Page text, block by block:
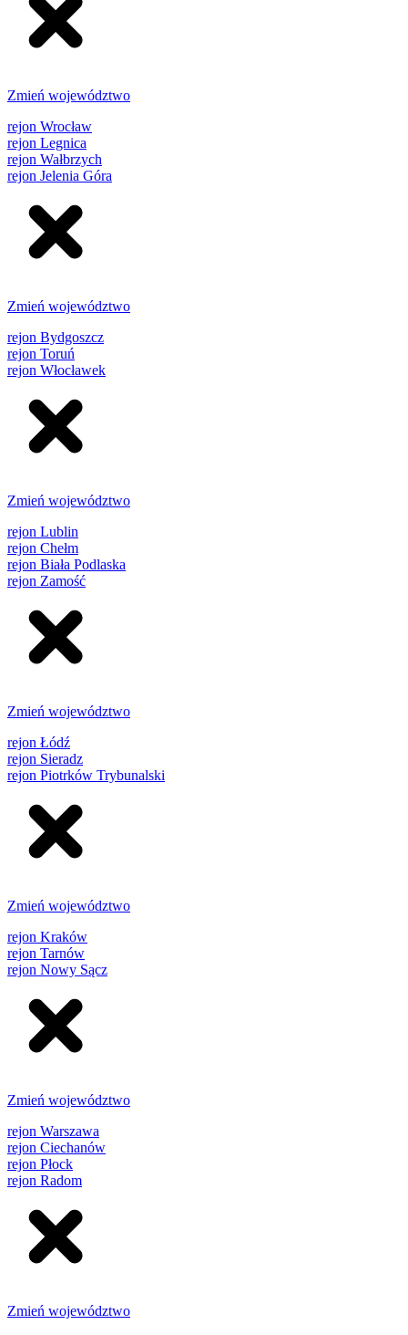
Zmień województwo
rejon Wrocław
rejon Legnica
rejon Wałbrzych
rejon Jelenia Góra
Zmień województwo
rejon Bydgoszcz
rejon Toruń
rejon Włocławek
Zmień województwo
rejon Lublin
rejon Chełm
rejon Biała Podlaska
rejon Zamość
Zmień województwo
rejon Łódź
rejon Sieradz
rejon Piotrków Trybunalski
Zmień województwo
rejon Kraków
rejon Tarnów
rejon Nowy Sącz
Zmień województwo
rejon Warszawa
rejon Ciechanów
rejon Płock
rejon Radom
Zmień województwo